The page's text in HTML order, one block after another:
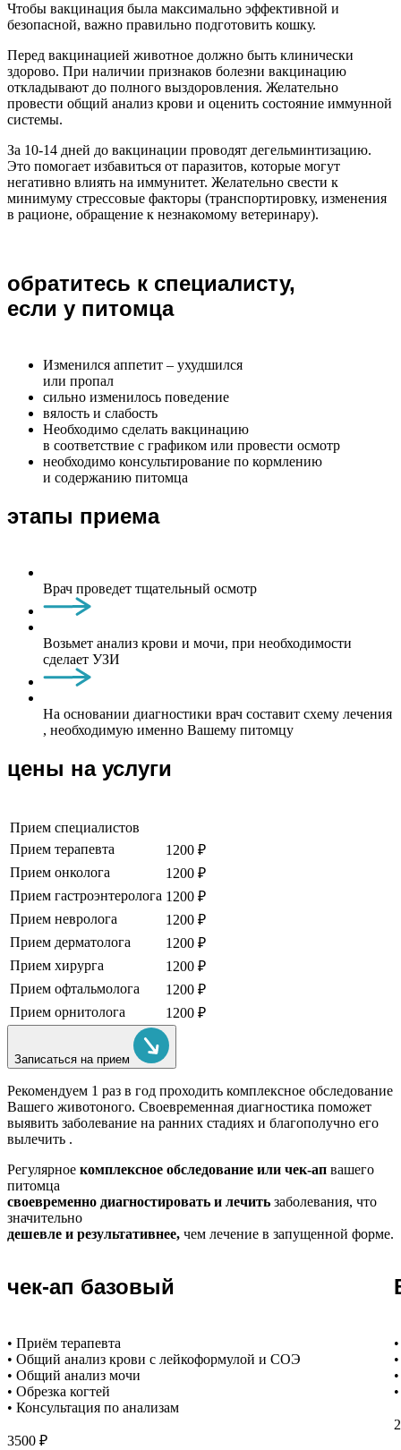
Чтобы вакцинация была максимально эффективной и
безопасной, важно правильно подготовить кошку.
Перед вакцинацией животное должно быть клинически
здорово. При наличии признаков болезни вакцинацию
откладывают до полного выздоровления. Желательно
провести общий анализ крови и оценить состояние иммунной
системы.
За 10-14 дней до вакцинации проводят дегельминтизацию.
Это помогает избавиться от паразитов, которые могут
негативно влиять на иммунитет. Желательно свести к
минимуму стрессовые факторы (транспортировку, изменения
в рационе, обращение к незнакомому ветеринару).
обратитесь к специалисту,
если у питомца
Изменился аппетит – ухудшился
или пропал
сильно изменилось поведение
вялость и слабость
Необходимо сделать вакцинацию
в соответствие с графиком или провести осмотр
необходимо консультирование по кормлению
и содержанию питомца
этапы приема
Врач проведет тщательный осмотр
Возьмет анализ крови и мочи, при необходимости
сделает УЗИ
На основании диагностики врач составит схему лечения
, необходимую именно Вашему питомцу
цены на услуги
Прием специалистов
Прием терапевта
1200 ₽
Прием онколога
1200 ₽
Прием гастроэнтеролога 1200 ₽
Прием невролога
1200 ₽
Прием дерматолога
1200 ₽
Прием хирурга
1200 ₽
Прием офтальмолога
1200 ₽
Прием орнитолога
1200 ₽
Записаться на прием
Рекомендуем 1 раз в год проходить комплексное обследование
Вашего животоного. Своевременная диагностика поможет
выявить заболевание на ранних стадиях и благополучно его
вылечить .
Регулярное комплексное обследование или чек-ап вашего
питомца
своевременно диагностировать и лечить заболевания, что
значительно
дешевле и результативнее, чем лечение в запущенной форме.
чек-ап базовый
• Приём терапевта
• Общий анализ крови с лейкоформулой и СОЭ
• Общий анализ мочи
• Обрезка когтей
• Консультация по анализам
3500 ₽